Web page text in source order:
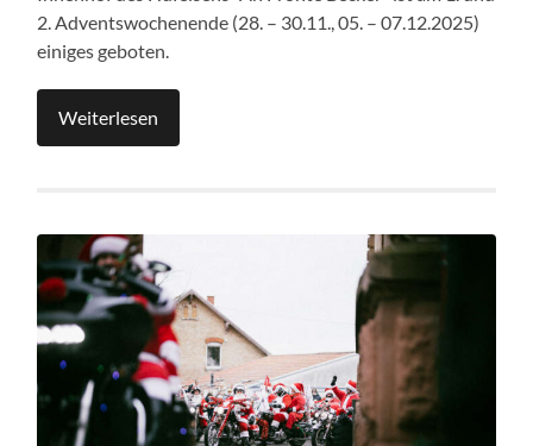
2. Adventswochenende (28. – 30.11., 05. – 07.12.2025)
einiges geboten.
Weiterlesen